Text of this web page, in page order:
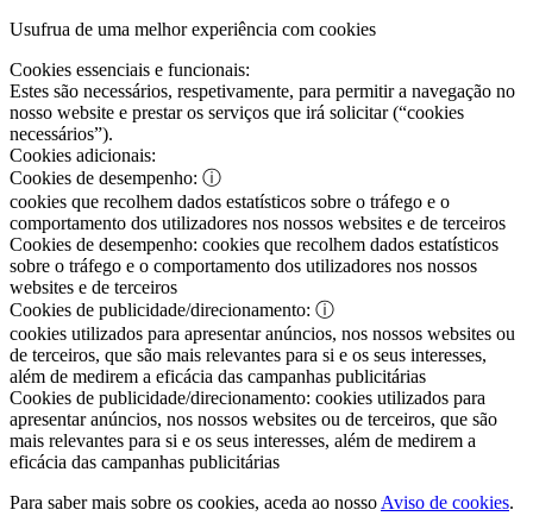
Usufrua de uma melhor experiência com cookies
Cookies essenciais e funcionais:
Estes são necessários, respetivamente, para permitir a navegação no
nosso website e prestar os serviços que irá solicitar (“cookies
necessários”).
Cookies adicionais:
Cookies de desempenho: ⓘ
cookies que recolhem dados estatísticos sobre o tráfego e o
comportamento dos utilizadores nos nossos websites e de terceiros
Cookies de desempenho: cookies que recolhem dados estatísticos
sobre o tráfego e o comportamento dos utilizadores nos nossos
websites e de terceiros
Cookies de publicidade/direcionamento: ⓘ
cookies utilizados para apresentar anúncios, nos nossos websites ou
de terceiros, que são mais relevantes para si e os seus interesses,
além de medirem a eficácia das campanhas publicitárias
Cookies de publicidade/direcionamento: cookies utilizados para
apresentar anúncios, nos nossos websites ou de terceiros, que são
mais relevantes para si e os seus interesses, além de medirem a
eficácia das campanhas publicitárias
Para saber mais sobre os cookies, aceda ao nosso Aviso de cookies.